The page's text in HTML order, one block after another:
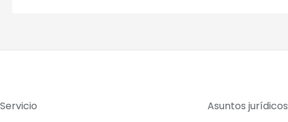
Servicio Asuntos jurídicos